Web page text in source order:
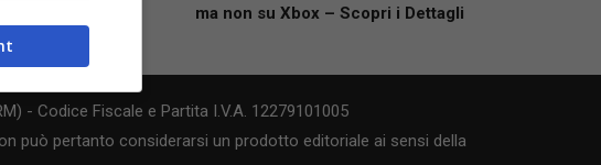
ma non su Xbox – Scopri i Dettagli
- Codice Fiscale e Partita I.V.A. 12279101005
può pertanto considerarsi un prodotto editoriale ai sensi della